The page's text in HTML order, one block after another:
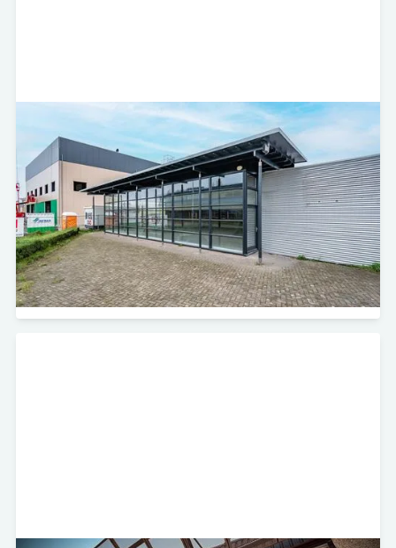
James Wattstraat 22 - Leeuwarden
Self Storage
Minerva Development heeft in samenwerking met
Storage Share het gebouw aan de James Wattstraat
22 in Leeuwarden aangekocht.
Bekijk project